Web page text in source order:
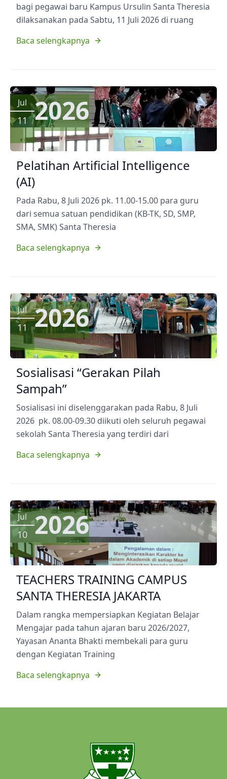
bagi pegawai baru Kampus Ursulin Santa Theresia
dilaksanakan pada Sabtu, 11 Juli 2026 di ruang
Baca selengkapnya
Jul
11 2026
Pelatihan Artificial Intelligence
(AI)
Pada Rabu, 8 Juli 2026 pk. 11.00-15.00 para guru
dari semua satuan pendidikan (KB-TK, SD, SMP,
SMA, SMK) Santa Theresia
Baca selengkapnya
Jul
11 2026
Sosialisasi “Gerakan Pilah
Sampah”
Sosialisasi ini diselenggarakan pada Rabu, 8 Juli
2026 pk. 08.00-09.30 diikuti oleh seluruh pegawai
sekolah Santa Theresia yang terdiri dari
Baca selengkapnya
Jul
10 2026
TEACHERS TRAINING CAMPUS
SANTA THERESIA JAKARTA
Dalam rangka mempersiapkan Kegiatan Belajar
Mengajar pada tahun ajaran baru 2026/2027,
Yayasan Ananta Bhakti membekali para guru
dengan Kegiatan Training
Baca selengkapnya